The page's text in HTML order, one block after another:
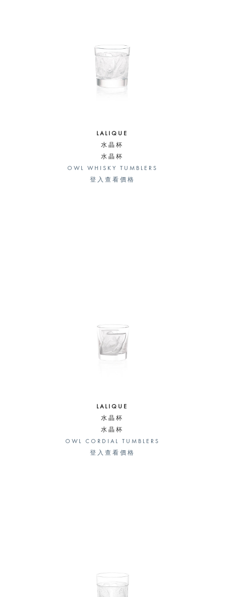
LALIQUE
水晶杯
水晶杯
OWL WHISKY TUMBLERS
登入查看價格
LALIQUE
水晶杯
水晶杯
OWL CORDIAL TUMBLERS
登入查看價格